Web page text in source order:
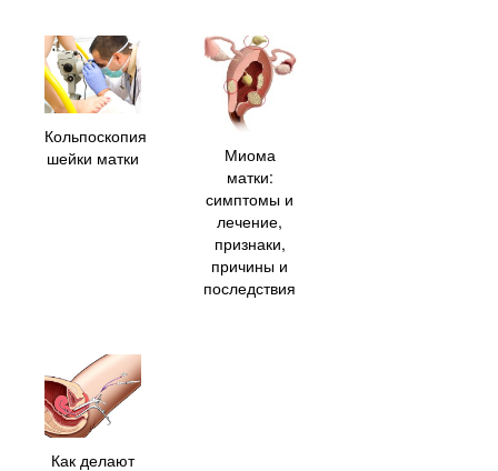
Кольпоскопия
шейки матки
Миома
матки:
симптомы и
лечение,
признаки,
причины и
последствия
Как делают